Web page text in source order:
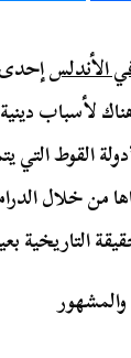
الأندلسإحدى
لأسباب دينية
القوط التي
من خلال
التاريخية